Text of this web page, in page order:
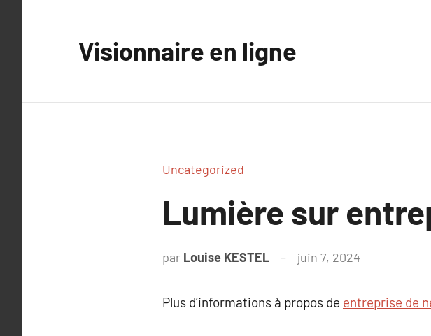
Visionnaire en ligne
Uncategorized
Lumière sur
par Louise KESTEL juin 7, 2024
Plus d’informations à propos de entreprise de